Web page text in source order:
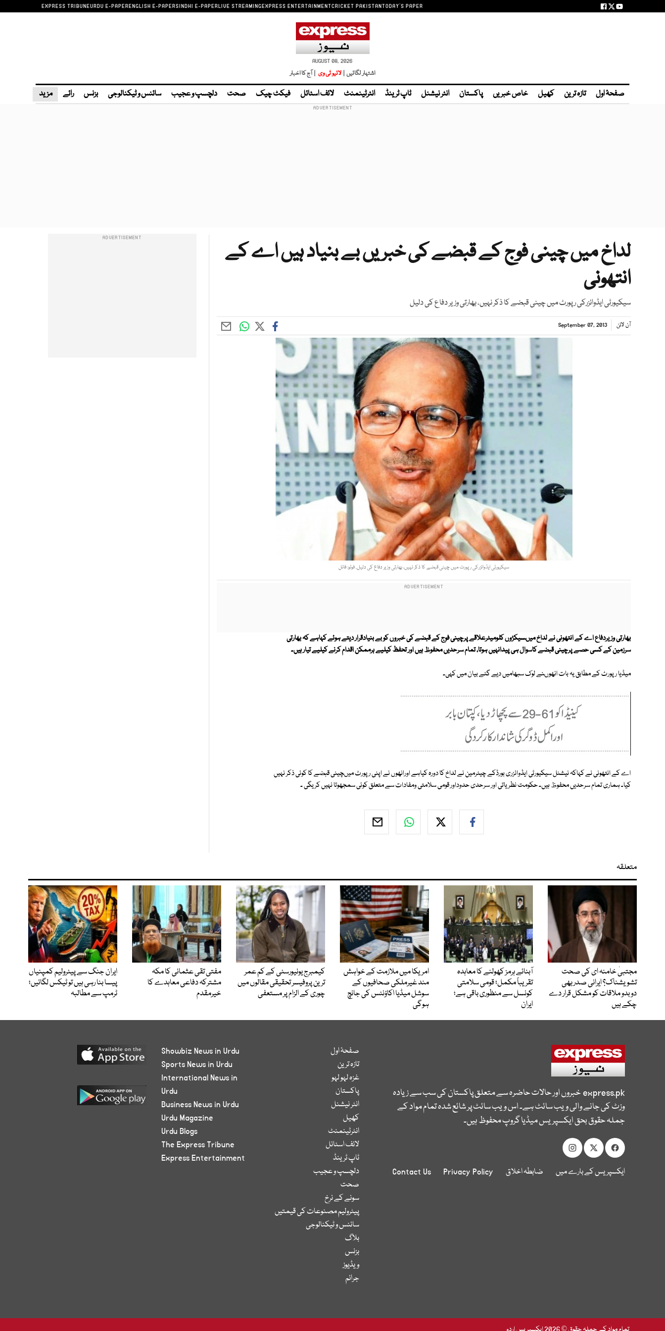
EXPRESS TRIBUNEURDU E-PAPERENGLISH E-PAPERSINDHI E-PAPERLIVE STREAMINGEXPRESS ENTERTAINMENTCRICKET PAKISTANTODAY'S PAPER
AUGUST 08, 2026
اشتہار لگائیں | لائیو ٹی وی | آج کا اخبار
صفحۂ اول تازہ ترین کھیل خاص خبریں پاکستان انٹر نیشنل ٹاپ ٹرینڈ انٹرٹینمنٹ لائف اسٹائل فیکٹ چیک صحت دلچسپ و عجیب سائنس و ٹیکنالوجی بزنس رائے مزید
لداخ میں چینی فوج کے قبضے کی خبریں بے بنیاد ہیں اے کے
انتھونی
سیکیورٹی ایڈوائزرکی رپورٹ میں چینی قبضے کا ذکر نہیں، بھارتی وزیر دفاع کی دلیل
آن لائن September 07, 2013
سیکیورٹی ایڈوائزرکی رپورٹ میں چینی قبضے کا ذکر نہیں، بھارتی وزیر دفاع کی دلیل. فوٹو: فائل
بھارتی وزیردفاع اے کے انتھونی نے لداخ میںسیکڑوں کلومیٹرعلاقے پرچینی فوج کے قبضے کی خبروں کو بے بنیادقرار دیتے ہوئے کہاہے کہ بھارتی
سرزمین کے کسی حصے پرچینی قبضے کاسوال ہی پیدانہیں ہوتا، تمام سرحدیں محفوظ ہیں اور تحفظ کیلیے ہرممکن اقدام کرنے کیلیے تیار ہیں۔
میڈیا رپورٹ کے مطابق یہ بات انھوںنے لوک سبھامیں دیے گئے بیان میں کہی۔
اے کے انتھونی نے کہاکہ نیشنل سیکیورٹی ایڈوائزری بورڈکے چیئرمین نے لداخ کا دورہ کیاہے اورانھوں نے اپنی رپورٹ میںچینی قبضے کا کوئی ذکر نہیں
کیا۔ ہماری تمام سرحدیں محفوظ ہیں۔ حکومت نظریاتی اور سرحدی حدوداور قومی سلامتی ومفادات سے متعلق کوئی سمجھوتا نہیں کریگی ۔
متعلقہ
مجتبیٰ خامنہ ای کی صحت
تشویشناک؟ ایرانی صدر بھی
دوبدو ملاقات کو مشکل قرار دے
چکے ہیں
آبنائے ہرمز کھولنے کا معاہدہ
تقریباً مکمل؛ قومی سلامتی
کونسل سے منظوری باقی ہے؛
ایران
امریکا میں ملازمت کے خواہش
مند غیرملکی صحافیوں کے
سوشل میڈیا اکاؤنٹس کی جانچ
ہوگی
کیمبرج یونیورسٹی کے کم عمر
ترین پروفیسر تحقیقی مقالوں میں
چوری کے الزام پر مستعفی
مفتی تقی عثمانی کا مکہ
مشترکہ دفاعی معاہدے کا
خیرمقدم
ایران جنگ سے پیٹرولیم کمپنیاں
پیسا بنا رہی ہیں تو ٹیکس لگائیں؛
ٹرمپ سے مطالبہ
express.pkخبروں اور حالات حاضرہ سے متعلق پاکستان کی سب سے زیادہ
وزٹ کی جانے والی ویب سائٹ ہے۔ اس ویب سائٹ پر شائع شدہ تمام مواد کے
جملہ حقوق بحق ایکسپریس میڈیا گروپ محفوظ ہیں۔
ایکسپریس کے بارے میں ضابطہ اخلاق Privacy Policy
Contact Us
صفحۂ اول
تازہ ترین
غزہ لہو لہو
پاکستان
انٹر نیشنل
کھیل
انٹرٹینمنٹ
لائف اسٹائل
ٹاپ ٹرینڈ
دلچسپ و عجیب
صحت
سونے کے نرخ
پیٹرولیم مصنوعات کی قیمتیں
سائنس و ٹیکنالوجی
بلاگ
بزنس
ویڈیوز
جرائم
Showbiz News in Urdu
Sports News in Urdu
International News in
Urdu
Business News in Urdu
Urdu Magazine
Urdu Blogs
The Express Tribune
Express Entertainment